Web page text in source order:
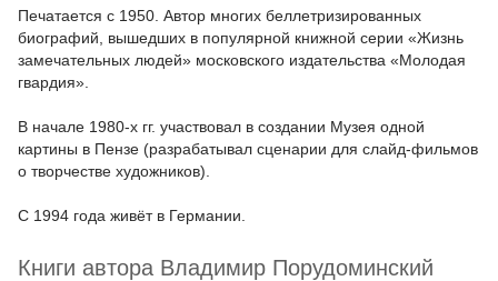
Печатается с 1950. Автор многих беллетризированных
биографий, вышедших в популярной книжной серии «Жизнь
замечательных людей» московского издательства «Молодая
гвардия».
В начале 1980-х гг. участвовал в создании Музея одной
картины в Пензе (разрабатывал сценарии для слайд-фильмов
о творчестве художников).
С 1994 года живёт в Германии.
Книги автора Владимир Порудоминский